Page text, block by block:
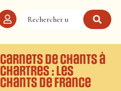
Carnets de chants à
Chartres : Les
chants de France